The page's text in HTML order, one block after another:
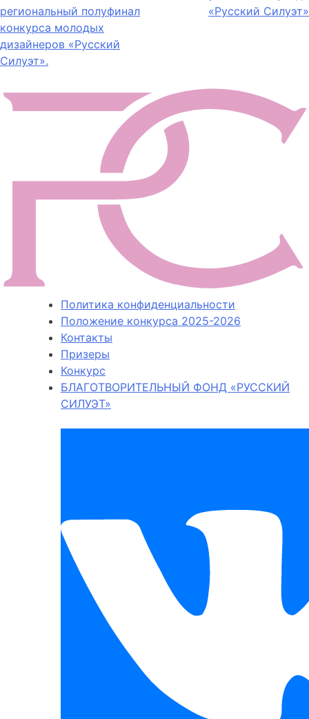
по
записям
региональный полуфинал
конкурса молодых
дизайнеров «Русский
Силуэт».
«Русский Силуэт»
Политика конфиденциальности
Положение конкурса 2025-2026
Контакты
Призеры
Конкурс
БЛАГОТВОРИТЕЛЬНЫЙ ФОНД «РУССКИЙ
СИЛУЭТ»